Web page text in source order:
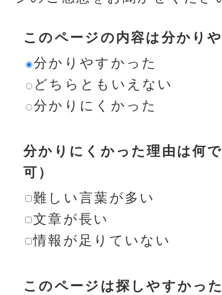
このページの内容は分かり
分かりやすかった
どちらともいえない
分かりにくかった
分かりにくかった理由は何
可）
難しい言葉が多い
文章が長い
情報が足りていない
このページは探しやすかっ